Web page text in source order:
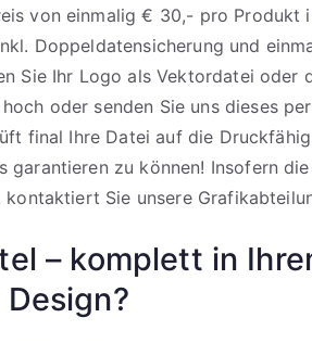
von einmalig € 30,- pro Produkt
Doppeldatensicherung und
Sie Ihr Logo als Vektordatei oder
oder senden Sie uns dieses
final Ihre Datei auf die
garantieren zu können! Insofern
Sie unsere
– komplett in